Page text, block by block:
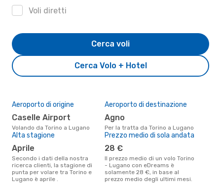
Voli diretti
Cerca Volo + Hotel
Cerca voli
Aeroporto di origine
Caselle Airport
Volando da Torino a Lugano
Aeroporto di destinazione
Agno
Per la tratta da Torino a Lugano
Alta stagione
aprile
Secondo i dati della nostra
ricerca clienti, la stagione di
punta per volare tra Torino e
Lugano è aprile .
Prezzo medio di sola andata
28 €
Il prezzo medio di un volo Torino
- Lugano con eDreams è
solamente 28 €, in base al
prezzo medio degli ultimi mesi.